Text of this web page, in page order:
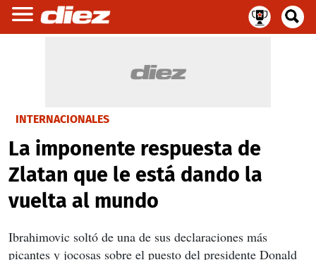
INTERNACIONALES
La imponente respuesta de
Zlatan que le está dando la
vuelta al mundo
Ibrahimovic soltó de una de sus declaraciones más
picantes y jocosas sobre el puesto del presidente Donald